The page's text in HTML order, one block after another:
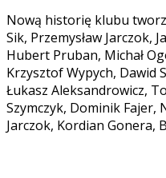
Nową historię klubu
Sik, Przemysław Jarczok,
Hubert Pruban, Michał
Krzysztof Wypych, Dawid
Łukasz Aleksandrowicz,
Szymczyk, Dominik Fajer,
Jarczok, Kordian Gonera,